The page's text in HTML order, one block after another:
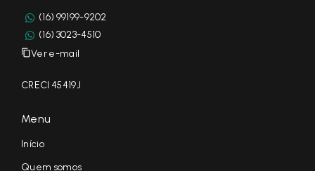
(16) 99199-9202
(16) 3023-4510
Ver e-mail
CRECI 45419J
Menu
Início
Quem somos